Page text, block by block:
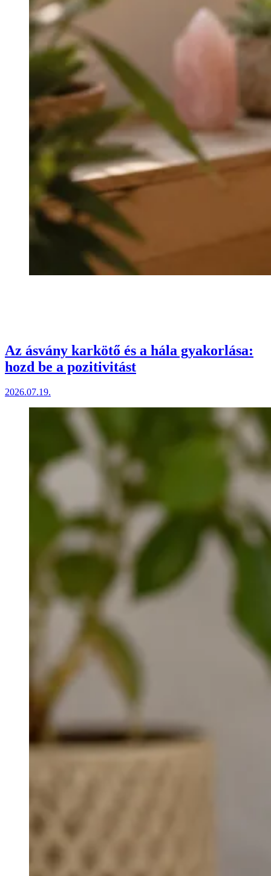
Az ásvány karkötő és a hála gyakorlása:
hozd be a pozitivitást
2026.07.19.